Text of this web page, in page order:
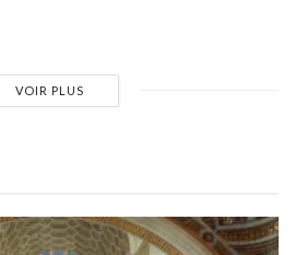
VOIR PLUS